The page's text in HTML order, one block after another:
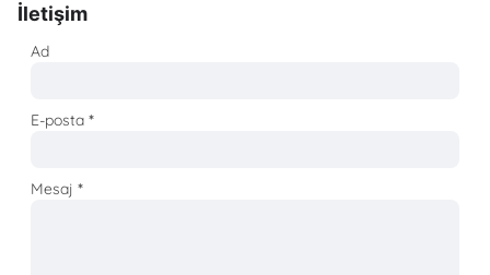
İletişim
Ad
E-posta*
Mesaj*